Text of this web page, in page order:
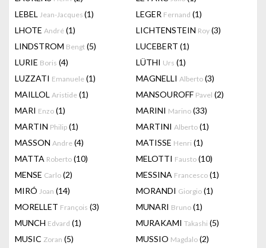
LEBEL Jean-Jacques (1) LEGER Fernand (1)
LHOTE André (1) LICHTENSTEIN Roy (3)
LINDSTROM Bengt (5) LUCEBERT (1)
LURIE Boris (4) LÜTHI Urs (1)
LUZZATI Emanuele (1) MAGNELLI Alberto (3)
MAILLOL Aristide (1) MANSOUROFF Pavel (2)
MARI Enzo (1) MARINI Marino (33)
MARTIN Philip (1) MARTINI Alberto (1)
MASSON Andre (4) MATISSE Henri (1)
MATTA Roberto (10) MELOTTI Fausto (10)
MENSE Carlo (2) MESSINA Francesco (1)
MIRÓ Joan (14) MORANDI Giorgio (1)
MORELLET François (3) MUNARI Bruno (1)
MUNCH Edvard (1) MURAKAMI Takashi (5)
MUSIC Zoran (5) MUSSIO Magdalo (2)